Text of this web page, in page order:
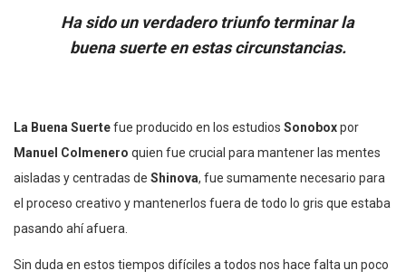
Ha sido un verdadero triunfo terminar la
buena suerte en estas circunstancias.
La Buena Suertefue producido en los estudios Sonoboxpor
Manuel Colmenero quien fue crucial para mantener las mentes
aisladas y centradas de Shinova, fue sumamente necesario para
el proceso creativo y mantenerlos fuera de todo lo gris que estaba
pasando ahí afuera.
Sin duda en estos tiempos difíciles a todos nos hace falta un poco